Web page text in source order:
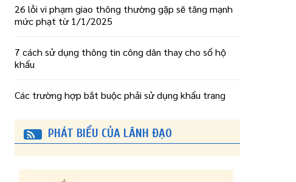
26 lỗi vi phạm giao thông thường gặp sẽ tăng mạnh
mức phạt từ 1/1/2025
7 cách sử dụng thông tin công dân thay cho sổ hộ
khẩu
Các trường hợp bắt buộc phải sử dụng khẩu trang
PHÁT BIỂU CỦA LÃNH ĐẠO